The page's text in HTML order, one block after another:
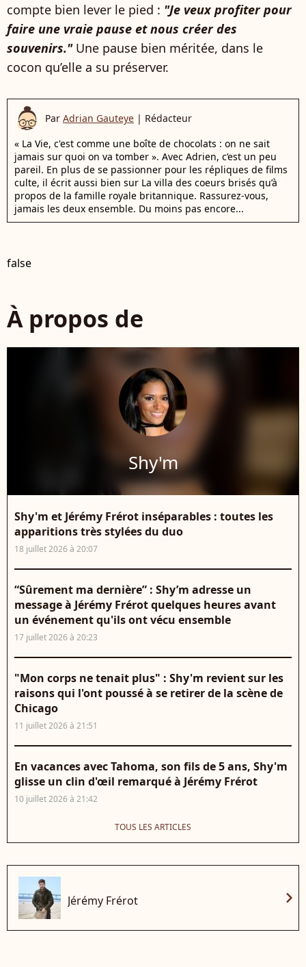
compte bien lever le pied : "Je veux profiter pour
faire une vraie pause et nous créer des
souvenirs."Une pause bien méritée, dans le
cocon qu’elle a su préserver.
Par Adrian Gauteye | Rédacteur
« La Vie, c'est comme une boîte de chocolats : on ne sait
jamais sur quoi on va tomber ». Avec Adrien, c’est un peu
pareil. En plus de se passionner pour les répliques de films
culte, il écrit aussi bien sur La villa des coeurs brisés qu’à
propos de la famille royale britannique. Rassurez-vous,
jamais les deux ensemble. Du moins pas encore...
false
À propos de
Shy'm
Shy'm et Jérémy Frérot inséparables : toutes les
apparitions très stylées du duo
18 juillet 2026 à 20:07
“Sûrement ma dernière” : Shy’m adresse un
message à Jérémy Frérot quelques heures avant
un événement qu'ils ont vécu ensemble
17 juillet 2026 à 20:23
"Mon corps ne tenait plus" : Shy'm revient sur les
raisons qui l'ont poussé à se retirer de la scène de
Chicago
11 juillet 2026 à 21:51
En vacances avec Tahoma, son fils de 5 ans, Shy'm
glisse un clin d'œil remarqué à Jérémy Frérot
10 juillet 2026 à 21:42
TOUS LES ARTICLES
Jérémy Frérot chevron_right